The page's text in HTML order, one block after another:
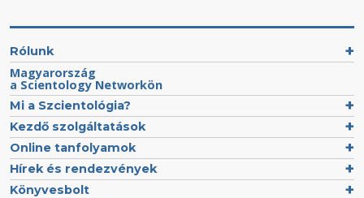
Rólunk
Magyarország
a Scientology Networkön
Mi a Szcientológia?
Kezdő szolgáltatások
Online tanfolyamok
Hírek és rendezvények
Könyvesbolt